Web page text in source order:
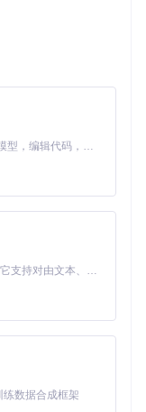
设置都在这里进
找到以下两个选
储链接（例如
）
名（例如
转发到CDN服务
预解析。
Claude Code 的开源替代方案。连接任意大模型，编辑代码，运行命令，自动验证 — 全自动执行。用 Rust 构建，极致性能。 ｜ An open-source alternative to Claude Code. Connect any LLM, edit code, run commands, and verify changes — autonomously. Built in Rust for speed. Get Started
MiniMax H3 是一个通用的全模态生成系统。它支持对由文本、图像、视频和音频组成的多模态上下文进行统一理解，并能生成分辨率高达 2K、时长可达 15 秒的带原生立体声音频的视频。得益于面向任务泛化的系统设计，H3 在预训练阶段就已具备广泛的多模态上下文理解与生成能力，能够出色地执行复杂的多模态指令。
数据合成框架